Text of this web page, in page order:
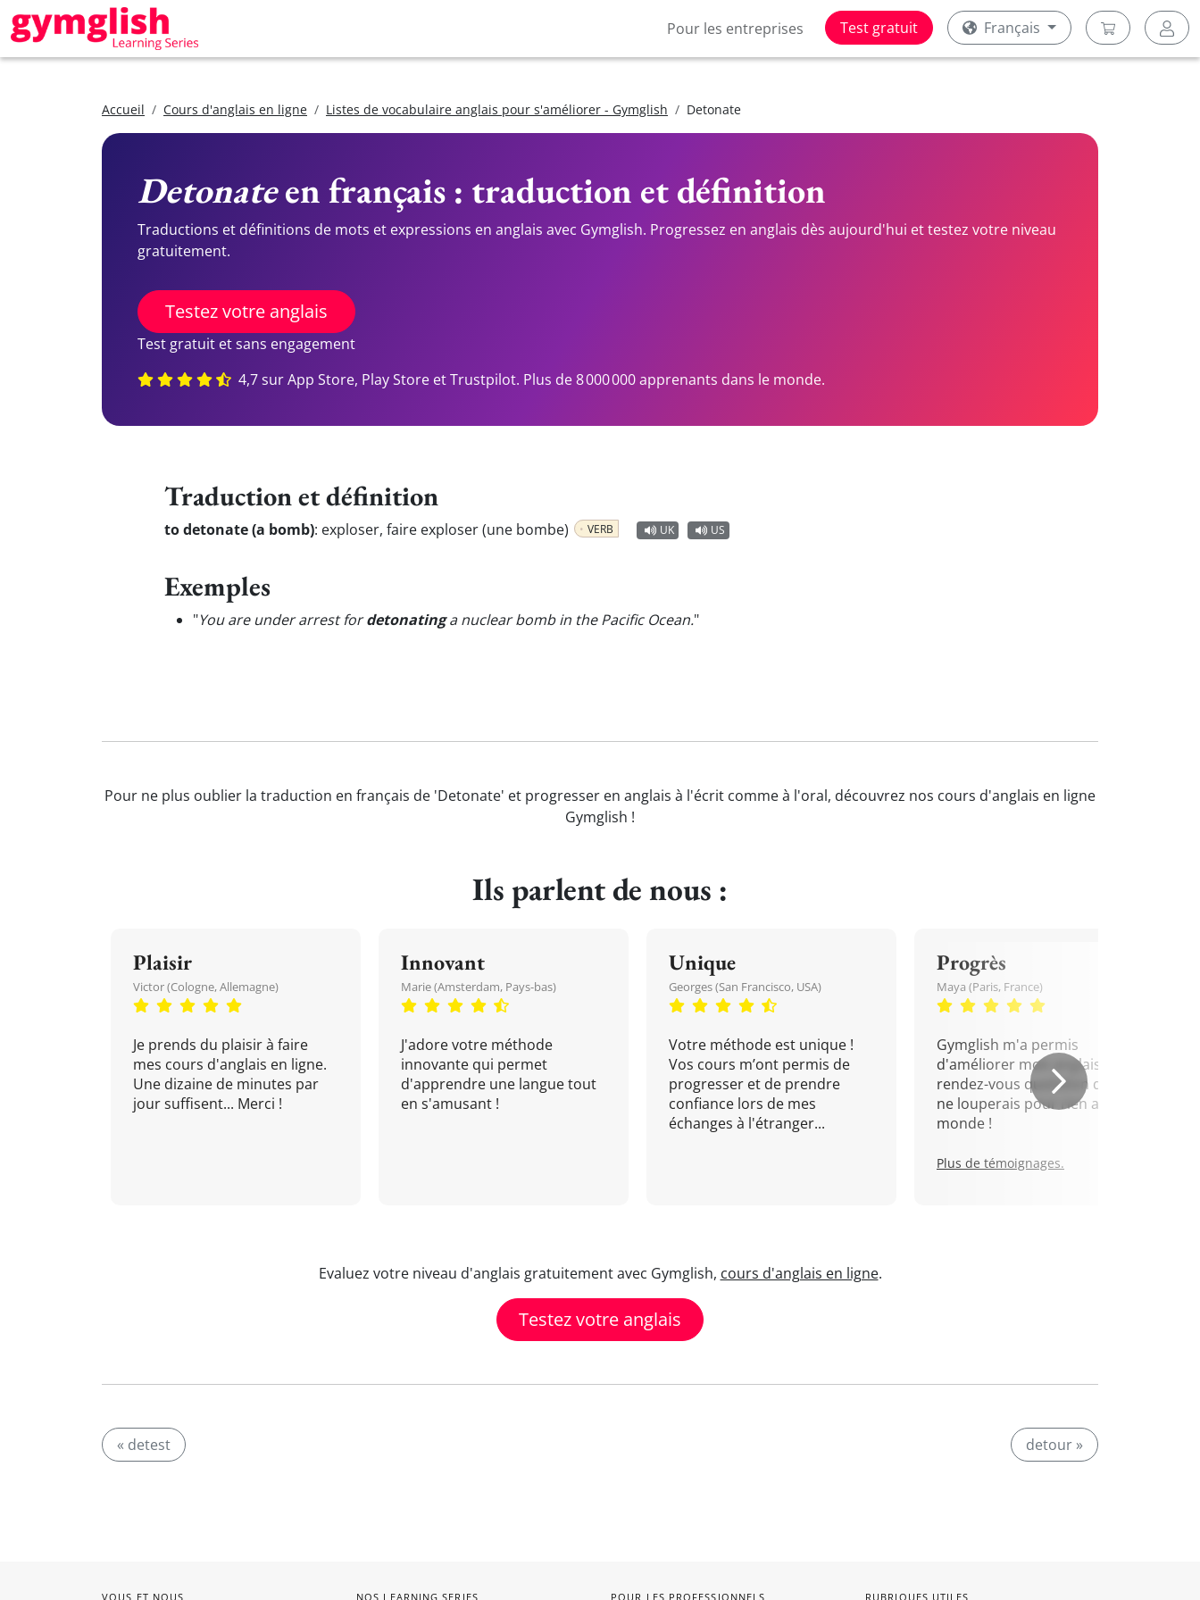
Pour les entreprises Test gratuit Français
Accueil Cours d'anglais en ligne Listes de vocabulaire anglais pour s'améliorer - Gymglish Detonate
Detonateen français : traduction et définition
Traductions et définitions de mots et expressions en anglais avec Gymglish. Progressez en anglais dès aujourd'hui et testez votre niveau
gratuitement.
Testez votre anglais
Test gratuit et sans engagement
4,7 sur App Store, Play Store et Trustpilot. Plus de 8 000 000 apprenants dans le monde.
Traduction et définition
to detonate (a bomb): exploser, faire exploser (une bombe) VERB UK US
Exemples
"You are under arrest fordetonatinga nuclear bomb in the Pacific Ocean."
Pour ne plus oublier la traduction en français de 'Detonate' et progresser en anglais à l'écrit comme à l'oral, découvrez nos cours d'anglais en ligne
Gymglish !
Ils parlent de nous :
Plaisir
Victor (Cologne, Allemagne)
Je prends du plaisir à faire
mes cours d'anglais en ligne.
Une dizaine de minutes par
jour suffisent... Merci !
Innovant
Marie (Amsterdam, Pays-bas)
J'adore votre méthode
innovante qui permet
d'apprendre une langue tout
en s'amusant !
Unique
Georges (San Francisco, USA)
Votre méthode est unique !
Vos cours m’ont permis de
progresser et de prendre
confiance lors de mes
échanges à l'étranger...
Progrès
Maya (Paris, France)
Gymglish m'a permis
d'améliorer mon anglais. Un
rendez-vous quotidien que je
ne louperais pour rien au
monde !
Plus de témoignages.
Evaluez votre niveau d'anglais gratuitement avec Gymglish, cours d'anglais en ligne.
Testez votre anglais
« detest detour »
VOUS ET NOUS NOS LEARNING SERIES POUR LES PROFESSIONNELS RUBRIQUES UTILES